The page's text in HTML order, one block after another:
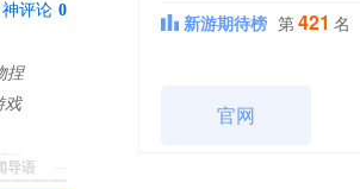
神评论 0
导语
捏
戏
新游期待榜 第421 名
官网